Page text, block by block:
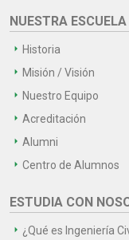
NUESTRA ESCUELA
Historia
Misión / Visión
Nuestro Equipo
Acreditación
Alumni
Centro de Alumnos
ESTUDIA CON
¿Qué es Ingeniería